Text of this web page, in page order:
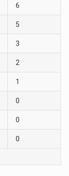
6
5
3
2
1
0
0
0